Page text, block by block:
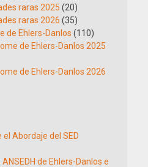
raras 2025 (20)
raras 2026 (35)
de Ehlers-Danlos (110)
de Ehlers-Danlos 2025
de Ehlers-Danlos 2026
el Abordaje del SED
de Ehlers-Danlos e